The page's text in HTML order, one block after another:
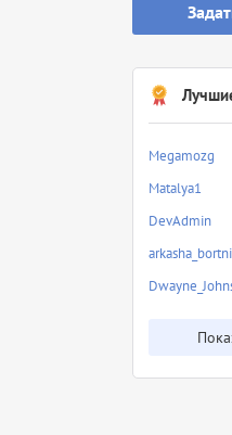
Megamozg
Matalya1
DevAdmin